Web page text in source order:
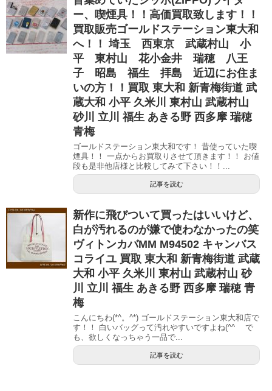
ー、喫煙具！！高価買取致します！！
買取販売ゴールドステーション東大和
へ！！ 埼玉 西東京 武蔵村山 小
平 東村山 花小金井 瑞穂 八王
子 昭島 福生 拝島 近辺にお住ま
いの方！！買取 東大和 新青梅街道 武
蔵大和 小平 久米川 東村山 武蔵村山
砂川 立川 福生 あきる野 西多摩 瑞穂
青梅
ゴールドステーション東大和です！ 昔使っていた喫
煙具！！ 一点からお買取りさせて頂きます！！ お値
段も是非他店様と比較してみて下さい！！...
記事を読む
新作に飛びついて買ったはいいけど、
白が汚れるのが嫌で使わなかったの笑
ヴィトンカバMM M94502 キャンバス
コライユ 買取 東大和 新青梅街道 武蔵
大和 小平 久米川 東村山 武蔵村山 砂
川 立川 福生 あきる野 西多摩 瑞穂 青
梅
こんにちわ(*^。^*) ゴールドステーション東大和店で
す！！ 白いバッグって汚れやすいですよね(^^ゞ で
も、欲しくなっちゃう一品で...
記事を読む